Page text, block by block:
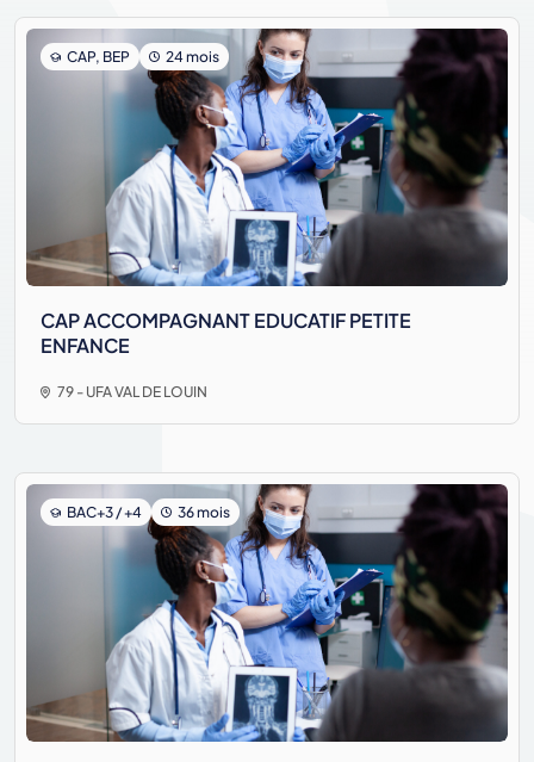
CAP, BEP 24 mois
CAP ACCOMPAGNANT EDUCATIF PETITE
ENFANCE
79 - UFA VAL DE LOUIN
BAC+3 / +4 36 mois